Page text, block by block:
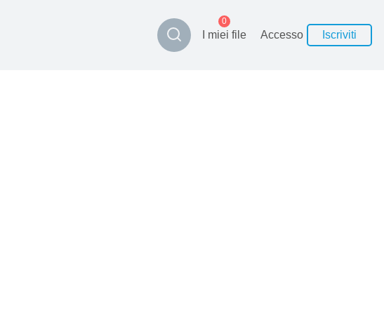
I miei file
0
Accesso Iscriviti